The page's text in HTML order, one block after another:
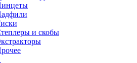
и скобы